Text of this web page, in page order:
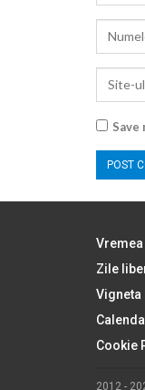
Zile
Vigneta
Cookie
2012 -